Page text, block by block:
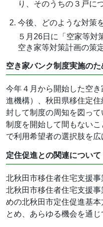
り、そのうちの３戸に
今後、どのような対策
５月26日に「空家等対
空き家等対策計画の策
空き家バンク制度実施の
今年４月から開始した空
進機構）、秋田県移住定
封して制度の周知を図って
制度を開始して間もない
で利用希望者の選択肢を広
定住促進との関連について
北秋田市移住者住宅支援
北秋田市移住者住宅支援
めの北秋田市定住促進基
とめ、あらゆる機会を通